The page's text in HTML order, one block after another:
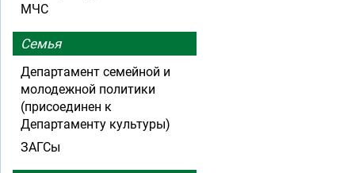
МЧС
Семья
Департамент семейной и
молодежной политики
(присоединен к
Департаменту культуры)
ЗАГСы